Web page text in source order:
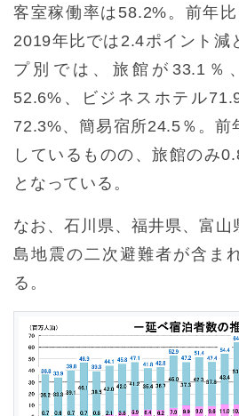
客室稼働率は58.2%。前年比
2019年比では2.4ポイント減
プ別では、旅館が33.1％
52.6%、ビジネスホテル
72.3%、簡易宿所24.5％。前
しているものの、旅館のみ
となっている。
なお、石川県、福井県、富
島地震の二次避難者が含ま
る。